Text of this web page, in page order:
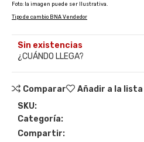
Foto: la imagen puede ser Ilustrativa.
Tipo de cambio BNA Vendedor
Sin existencias
¿CUÁNDO LLEGA?
Comparar
Añadir a la lista
SKU:
Categoría:
Compartir: